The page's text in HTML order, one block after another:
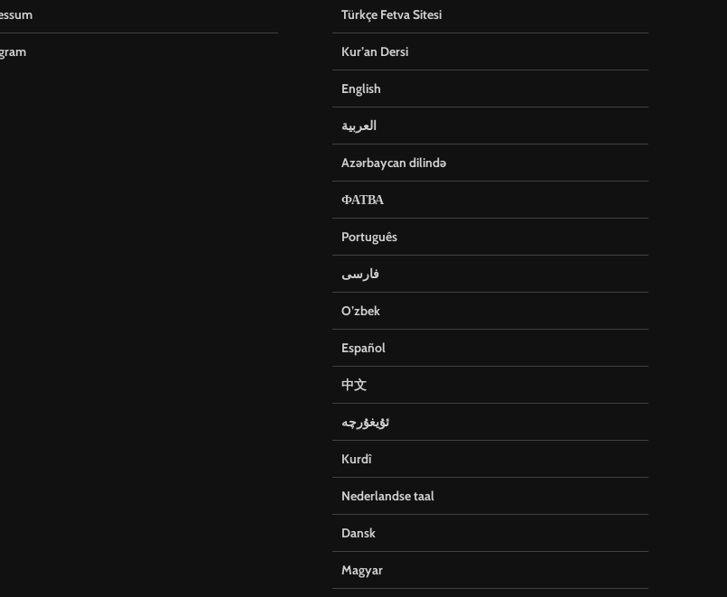
Türkçe Fetva Sitesi
Kur’an Dersi
English
العربية
Azərbaycan dilində
ФАТВА
Português
فارسی
O’zbek
Español
中文
ئۇيغۇرچە
Kurdî
Nederlandse taal
Dansk
Magyar